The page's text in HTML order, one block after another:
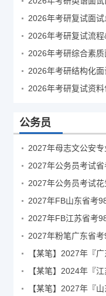
2026年考研复试面试
2026年考研复试流
2026年考研综合素
2026年考研复试资料
公务员
2027年母志文公安专
2027年公务员考试
2027年公务员考试
2027年FB山东省考
2027年FB江苏省考
2027年粉笔广东省
【某笔】2027年『
【某笔】2024年『
【某笔】2027年『